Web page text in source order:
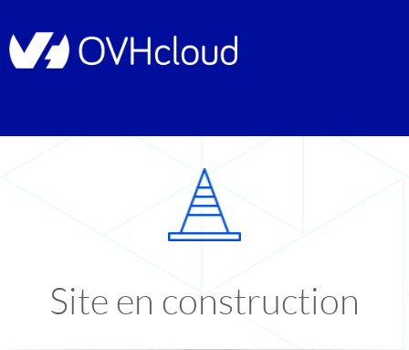
Site en construction